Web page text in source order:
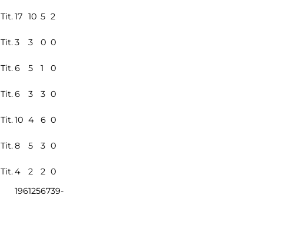
Tit.17 10 5 2
Tit.3 3 0 0
Tit.6 5 1
0
Tit.6 3 3 0
Tit.10 4 6 0
Tit.8 5 3 0
Tit.4 2 2 0
1961256739-